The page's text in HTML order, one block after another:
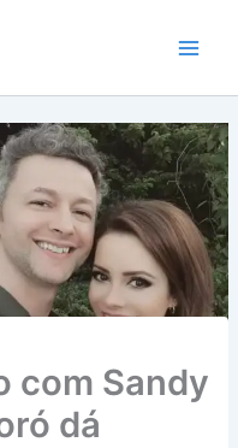
com Sandy
dá